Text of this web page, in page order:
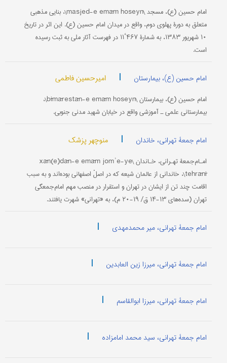
امام حسین (ع)، مسجد \masjed-e emām hoseyn\، بنایی مذهبی
متعلق به دورۀ پهلوی دوم، واقع در میدان امام حسین (ع). این اثر در تاریخ
۱۰ شهریور ۱۳۸۳، به شمارۀ ۴۶۷‘۱۱ در فهرست آثار ملی به ثبت رسیده
است.
امام حسین (ع)، بیمارستان | امیرحسین فاطمی
امام حسین (ع)، بیمارستان \bīmārestān-e emām hoseyn\،
بیمارستانی علمی ـ آموزشی واقع در خیابان شهید مدنی جنوبی.
امام جمعۀ تهرانی، خاندان | منوچهر پزشک
امـام‌جمعۀ تهـرانی، خـاندان \xān(e)dān-e emām jomʾe-ye
tehrānī\، خاندانی از عالمان شیعه که در اصلْ اصفهانی بوده‌اند و به سبب
اقامت چند تن از ایشان در تهران و استقرار در منصب مهم امام‌جمعگی
تهران (سده‌های ۱۳-۱۴ ق/ ۱۹-۲۰ م)، به «تهرانی» شهرت یافتند.
امام جمعۀ تهرانی، میر محمدمهدی |
امام جمعۀ تهرانی، میرزا زین العابدین |
امام جمعۀ تهرانی، میرزا ابوالقاسم |
امام جمعۀ تهرانی، سید محمد امامزاده |